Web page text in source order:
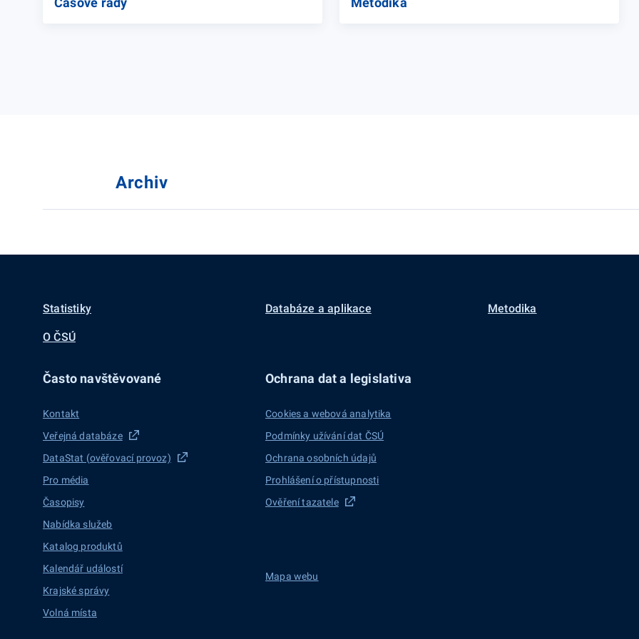
Archiv
Statistiky Databáze a aplikace Metodika
O ČSÚ
Často navštěvované
Kontakt
Veřejná databáze
DataStat (ověřovací provoz)
Pro média
Časopisy
Nabídka služeb
Katalog produktů
Kalendář událostí
Krajské správy
Volná místa
Ochrana dat a legislativa
Cookies a webová analytika
Podmínky užívání dat ČSÚ
Ochrana osobních údajů
Prohlášení o přístupnosti
Ověření tazatele
Mapa webu